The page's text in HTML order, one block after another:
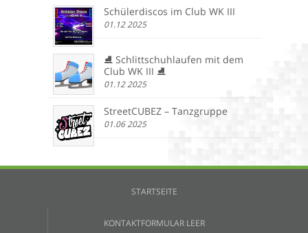
Schülerdiscos im Club WK III
01.12 2025
⛸️ Schlittschuhlaufen mit dem
Club WK III ⛸️
01.12 2025
StreetCUBEZ – Tanzgruppe
01.06 2025
STARTSEITE
KONTAKTFORMULAR LEER